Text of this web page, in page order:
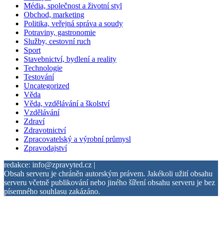
Média, společnost a životní styl
Obchod, marketing
Politika, veřejná správa a soudy
Potraviny, gastronomie
Služby, cestovní ruch
Sport
Stavebnictví, bydlení a reality
Technologie
Testování
Uncategorized
Věda
Věda, vzdělávání a školství
Vzdělávání
Zdraví
Zdravotnictví
Zpracovatelský a výrobní průmysl
Zpravodajství
redakce: info@zpravyted.cz |
Obsah serveru je chráněn autorským právem. Jakékoli užití obsahu
serveru včetně publikování nebo jiného šíření obsahu serveru je bez
písemného souhlasu zakázáno.